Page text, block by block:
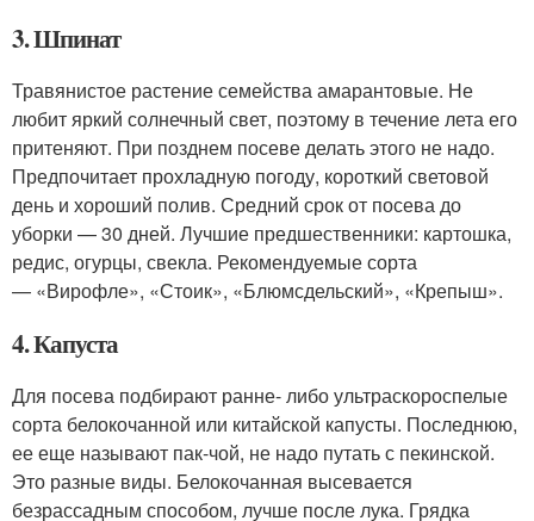
3. Шпинат
Травянистое растение семейства амарантовые. Не
любит яркий солнечный свет, поэтому в течение лета его
притеняют. При позднем посеве делать этого не надо.
Предпочитает прохладную погоду, короткий световой
день и хороший полив. Средний срок от посева до
уборки — 30 дней. Лучшие предшественники: картошка,
редис, огурцы, свекла. Рекомендуемые сорта
— «Вирофле», «Стоик», «Блюмсдельский», «Крепыш».
4. Капуста
Для посева подбирают ранне- либо ультраскороспелые
сорта белокочанной или китайской капусты. Последнюю,
ее еще называют пак-чой, не надо путать с пекинской.
Это разные виды. Белокочанная высевается
безрассадным способом, лучше после лука. Грядка